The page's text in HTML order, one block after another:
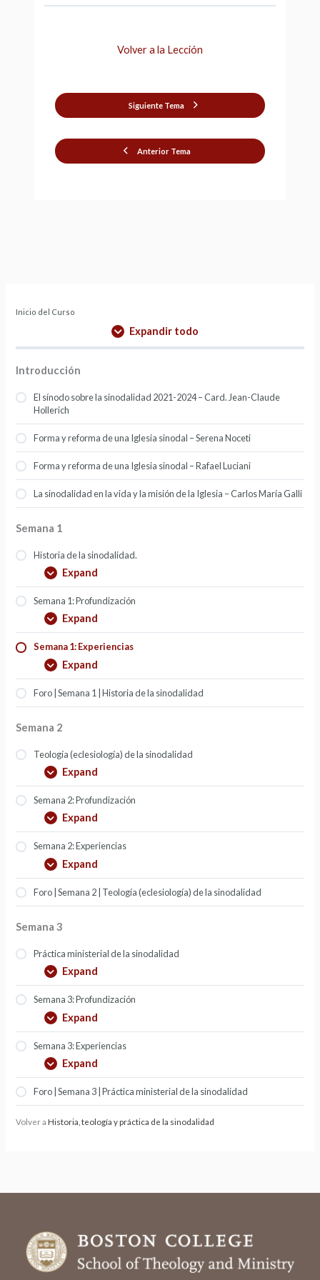
Inicio del Curso
Expandir todo
Introducción
El sínodo sobre la sinodalidad 2021-2024 – Card. Jean-Claude
Hollerich
Forma y reforma de una Iglesia sinodal – Serena Noceti
Forma y reforma de una Iglesia sinodal – Rafael Luciani
La sinodalidad en la vida y la misión de la Iglesia – Carlos María Galli
Semana 1
Historia de la sinodalidad.
Expand
Semana 1: Profundización
Expand
Semana 1: Experiencias
Expand
Foro | Semana 1 | Historia de la sinodalidad
Semana 2
Teología (eclesiología) de la sinodalidad
Expand
Semana 2: Profundización
Expand
Semana 2: Experiencias
Expand
Foro | Semana 2 | Teología (eclesiología) de la sinodalidad
Semana 3
Práctica ministerial de la sinodalidad
Expand
Semana 3: Profundización
Expand
Semana 3: Experiencias
Expand
Foro | Semana 3 | Práctica ministerial de la sinodalidad
Volver aHistoria, teología y práctica de la sinodalidad
Anterior Tema
Volver a la Lección
Siguiente Tema